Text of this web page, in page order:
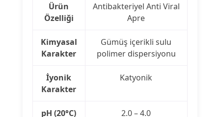
Ürün
Özelliği
Antibakteriyel Anti Viral
Apre
Kimyasal
Karakter
Gümüş içerikli sulu
polimer dispersiyonu
İyonik
Karakter
Katyonik
pH (20°C) 2.0 – 4.0